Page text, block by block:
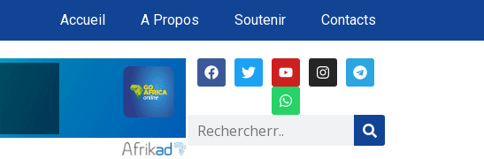
Accueil A Propos Soutenir Contacts